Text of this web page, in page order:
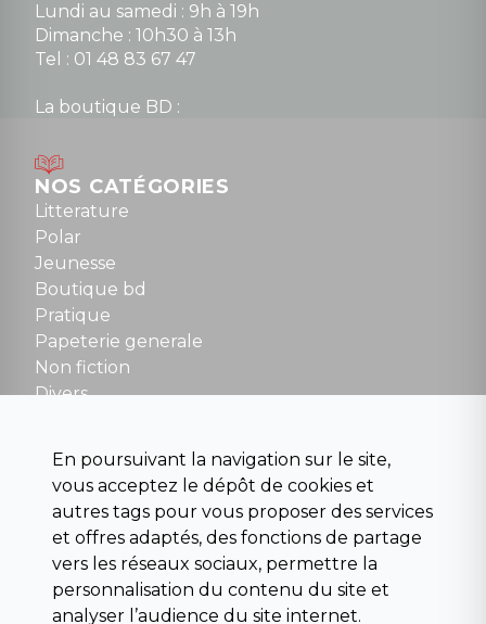
Lundi au samedi : 9h à 19h
Dimanche : 10h30 à 13h
Tel : 01 48 83 67 47
La boutique BD :
Mardi au samedi : 10h à 13h / 14h à 19h
Dimanche : 10h30 à 12h30
Tel : 01 48 89 13 88
NOUS CONTACTER
contact@la-griffe-noire.com
NOS CATÉGORIES
Litterature
Polar
Jeunesse
Boutique bd
Pratique
Papeterie generale
Non fiction
Divers
Para scolaire
Histoire
Pochoteque
Pleiade
En poursuivant la navigation sur le site,
vous acceptez le dépôt de cookies et
autres tags pour vous proposer des services
et offres adaptés, des fonctions de partage
vers les réseaux sociaux, permettre la
personnalisation du contenu du site et
analyser l’audience du site internet.